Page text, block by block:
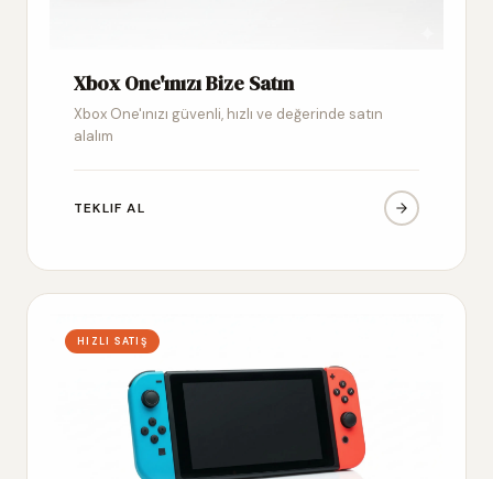
Xbox One'ınızı Bize Satın
Xbox One'ınızı güvenli, hızlı ve değerinde satın
alalım
TEKLIF AL
HIZLI SATIŞ